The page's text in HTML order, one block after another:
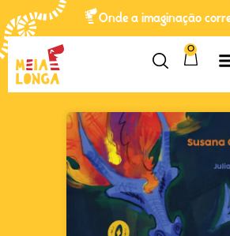
Onde a imaginação
0